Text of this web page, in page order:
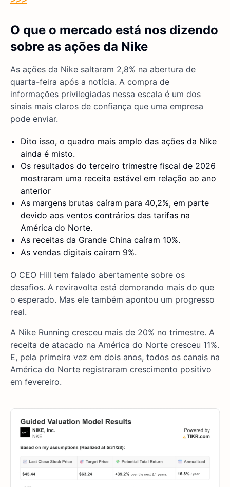
O que o mercado está nos dizendo
sobre as ações da Nike
As ações da Nike saltaram 2,8% na abertura de
quarta-feira após a notícia. A compra de
informações privilegiadas nessa escala é um dos
sinais mais claros de confiança que uma empresa
pode enviar.
Dito isso, o quadro mais amplo das ações da Nike
ainda é misto.
Os resultados do terceiro trimestre fiscal de 2026
mostraram uma receita estável em relação ao ano
anterior
As margens brutas caíram para 40,2%, em parte
devido aos ventos contrários das tarifas na
América do Norte.
As receitas da Grande China caíram 10%.
As vendas digitais caíram 9%.
O CEO Hill tem falado abertamente sobre os
desafios. A reviravolta está demorando mais do que
o esperado. Mas ele também apontou um progresso
real.
A Nike Running cresceu mais de 20% no trimestre. A
receita de atacado na América do Norte cresceu 11%.
E, pela primeira vez em dois anos, todos os canais na
América do Norte registraram crescimento positivo
em fevereiro.